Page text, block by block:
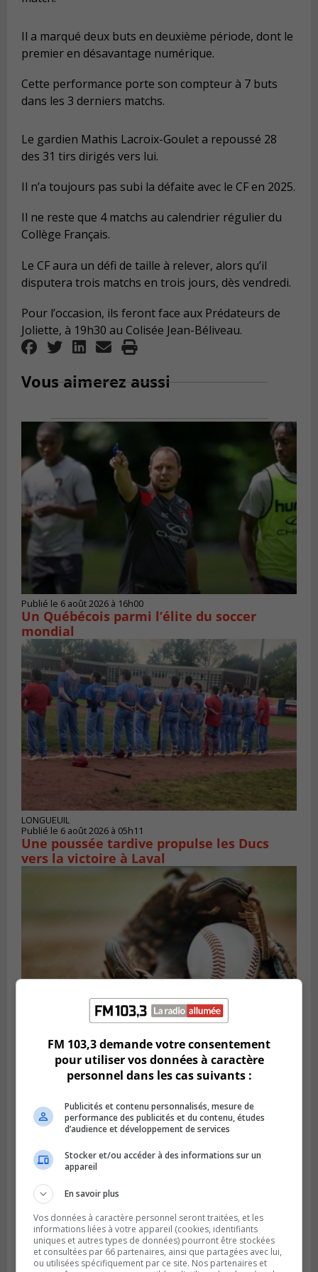
Il a marqué deux buts en deuxième période, dont le
premier en désavantage numérique.
Cette performance porte son compteur à 7 buts
dans les 3 derniers matchs.
Le gardien Mathis Lacroix-Goulet a repoussé 28
des 31 tirs dirigés vers lui.
Il n’a toujours pas subi la défaite avec le CF en 2025.
Il ne reste que 4 matchs au calendrier régulier du
Collège Français.
Le CF aura un défi de taille à relever, alors qu’il
disputera trois matchs en trois jours, dès vendredi.
Pour l’occasion, ils feront face aux Prédateurs de
Joliette, à 19h30 au Colisée Jean-Béliveau.
Vous aimerez aussi
Publié le 6 août 2026 à 16h00
Un Québécois parmi l’élite du soccer
mondial
LONGUEUIL
Publié le 6 août 2026 à 05h11
Une poussée tardive propulse les Ducs
vers la victoire à Laval
LONGUEUIL
Publié le 5 août 2026 à 08h38
Les Ducs s’inclinent 4‑3 face à ABC 16U
dans un match serré à Longueuil
FM 103,3 demande votre consentement
pour utiliser vos données à caractère
personnel dans les cas suivants :
Publicités et contenu personnalisés, mesure de
performance des publicités et du contenu, études
d’audience et développement de services
Stocker et/ou accéder à des informations sur un
appareil
En savoir plus
Vos données à caractère personnel seront traitées, et les
informations liées à votre appareil (cookies, identifiants
uniques et autres types de données) pourront être stockées
et consultées par 66 partenaires, ainsi que partagées avec lui,
ou utilisées spécifiquement par ce site. Nos partenaires et